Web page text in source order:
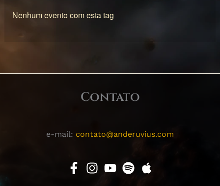
Nenhum evento com esta tag
Contato
e-mail: contato@anderuvius.com